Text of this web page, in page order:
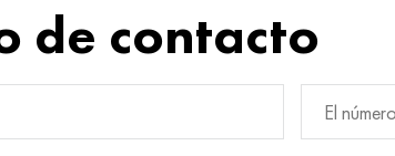
de contacto